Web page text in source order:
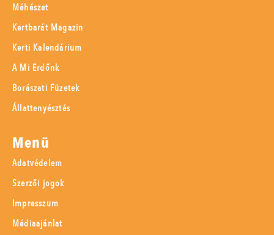
Méhészet
Kertbarát Magazin
Kerti Kalendárium
A Mi Erdőnk
Borászati Füzetek
Állattenyésztés
Menü
Adatvédelem
Szerzői jogok
Impresszum
Médiaajánlat